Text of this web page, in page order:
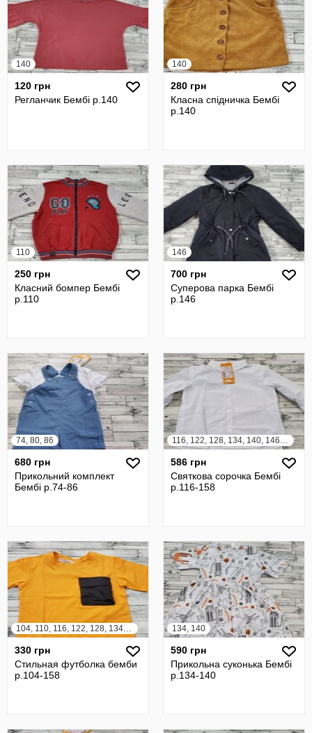
140
120 грн
Регланчик Бембі р.140
140
280 грн
Класна спідничка Бембі
р.140
110
250 грн
Класний бомпер Бембі
р.110
146
700 грн
Суперова парка Бембі
р.146
74, 80, 86
680 грн
Прикольний комплект
Бембі р.74-86
116, 122, 128, 134, 140, 146, 152, 158
586 грн
Святкова сорочка Бембі
р.116-158
104, 110, 116, 122, 128, 134, 140, 146, 152, 158
330 грн
Стильная футболка бемби
р.104-158
134, 140
590 грн
Прикольна суконька Бембі
р.134-140